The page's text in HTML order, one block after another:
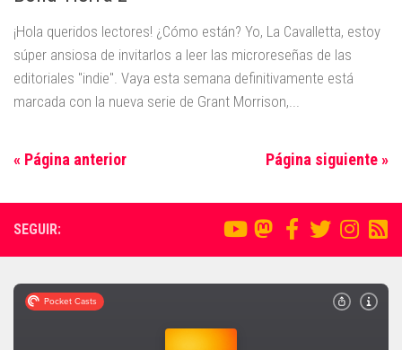
¡Hola queridos lectores! ¿Cómo están? Yo, La Cavalletta, estoy
súper ansiosa de invitarlos a leer las microreseñas de las
editoriales "indie". Vaya esta semana definitivamente está
marcada con la nueva serie de Grant Morrison,...
« Página anterior Página siguiente »
SEGUIR: